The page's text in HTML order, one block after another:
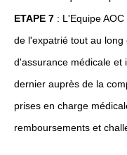
ETAPE 7 : L'Equipe
de l'expatrié tout au
d'assurance médicale et
dernier auprès de la
prises en charge
remboursements et